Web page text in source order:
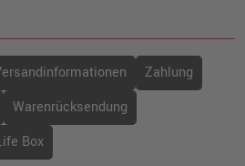
Zahlung
Warenrücksendung
Box